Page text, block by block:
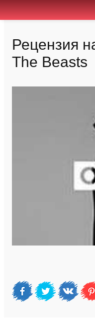
Рецензия
The Beasts